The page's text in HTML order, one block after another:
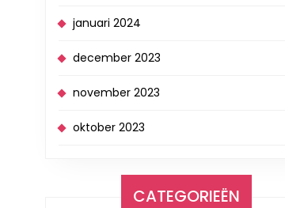
januari 2024
december 2023
november 2023
oktober 2023
CATEGORIEËN